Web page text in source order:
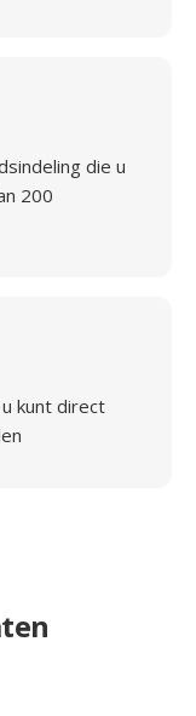
die u
200
kunt direct